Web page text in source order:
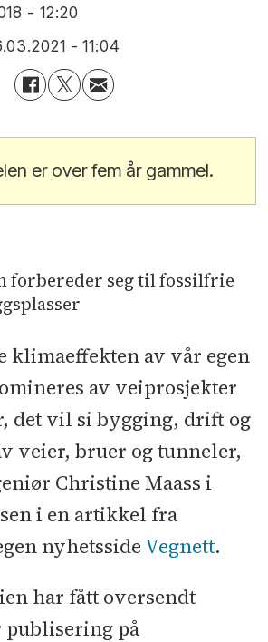
- 12:20
- 11:04
er over fem år gammel.
forbereder seg til fossilfrie
klimaeffekten av vår egen
av veiprosjekter
det vil si bygging, drift og
veier, bruer og tunneler,
Christine Maass i
i en artikkel fra
nyhetsside Vegnett.
har fått oversendt
på